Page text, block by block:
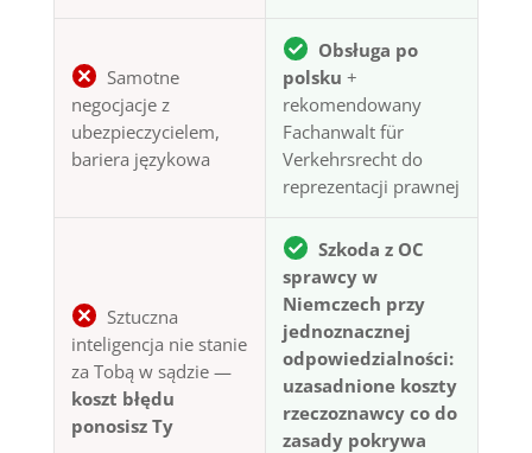
Samotne
negocjacje z
ubezpieczycielem,
bariera językowa
Obsługa po
polsku +
rekomendowany
Fachanwalt für
Verkehrsrecht do
reprezentacji prawnej
Sztuczna
inteligencja nie stanie
za Tobą w sądzie —
koszt błędu
ponosisz Ty
Szkoda z OC
sprawcy w
Niemczech przy
jednoznacznej
odpowiedzialności:
uzasadnione koszty
rzeczoznawcy co do
zasady pokrywa